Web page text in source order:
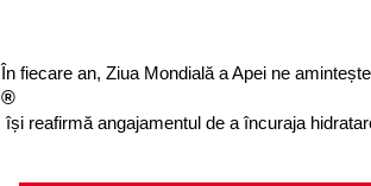
În fiecare an, Ziua Mondială a Apei ne
®
își reafirmă angajamentul de a încuraja